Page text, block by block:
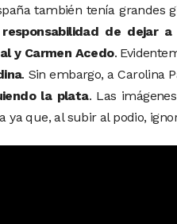
también tenía grandes
de dejar
y Carmen Acedo.
. Sin embargo, a Carolina
la plata. Las
ya que, al subir al podio,